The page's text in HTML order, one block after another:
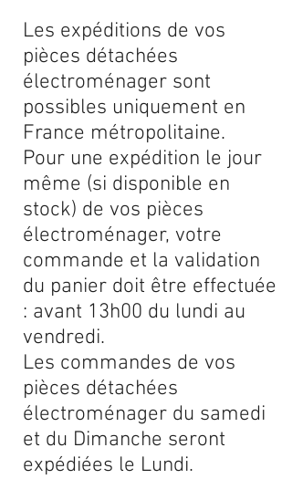
Les expéditions de vos
pièces détachées
électroménager sont
possibles uniquement en
France métropolitaine.
Pour une expédition le jour
même (si disponible en
stock) de vos pièces
électroménager, votre
commande et la validation
du panier doit être effectuée
: avant 13h00 du lundi au
vendredi.
Les commandes de vos
pièces détachées
électroménager du samedi
et du Dimanche seront
expédiées le Lundi.